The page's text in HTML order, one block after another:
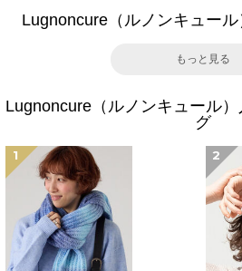
Lugnoncure（ルノンキュー
もっと見る
Lugnoncure（ルノンキュール
グ
1 2